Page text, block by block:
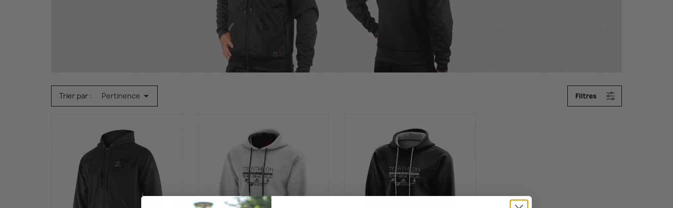
Top TRI
Lacets, axes, boucle, vis....
Accessoires
Vestes imperméables Gilets
Trier par : Pertinence  Filtres